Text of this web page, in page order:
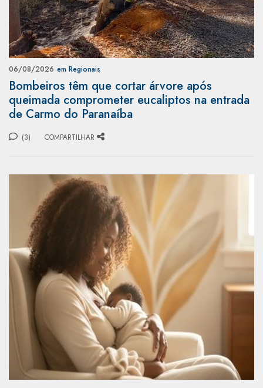
06/08/2026 em Regionais
Bombeiros têm que cortar árvore após
queimada comprometer eucaliptos na entrada
de Carmo do Paranaíba
(3) COMPARTILHAR